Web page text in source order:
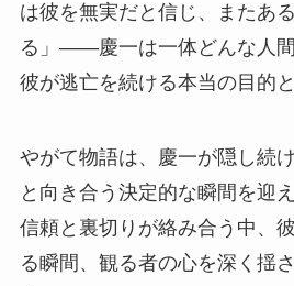
は彼を無実だと信じ、またあ
る」――慶一は一体どんな人間
彼が逃亡を続ける本当の目的
やがて物語は、慶一が隠し続
と向き合う決定的な瞬間を迎
信頼と裏切りが絡み合う中、
る瞬間、観る者の心を深く揺